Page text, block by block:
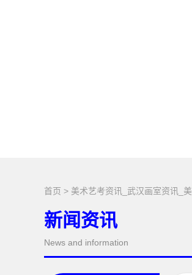
首页 > 美术艺考资讯_武汉画室资讯_
新闻资讯
News and information